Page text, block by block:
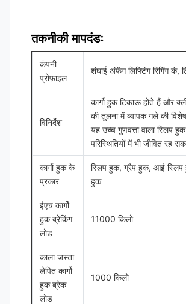
तकनीकी मापदंडः
कंपनी
प्रोफ़ाइल
शंघाई अंफेंग लिफ्टिंग रिगिंग कं,
विनिर्देश
कार्गो हुक टिकाऊ होते हैं और
की तुलना में व्यापक गले की
यह उच्च गुणवत्ता वाला स्लिप
परिस्थितियों में भी जीवित रह
कार्गो हुक के
प्रकार
स्लिप हुक, ग्रैप हुक, आई
हुक
ईएच कार्गो
हुक ब्रेकिंग
लोड
11000 किलो
काला जस्ता
लेपित कार्गो
हुक ब्रेक
लोड
1000 किलो